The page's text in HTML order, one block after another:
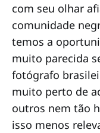
com seu olhar
comunidade
temos a
muito parecida
fotógrafo
muito perto de
outros nem tão
isso menos